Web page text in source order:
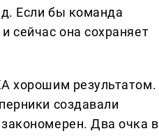
Если бы команда
сейчас она сохраняет
хорошим результатом.
создавали
Два очка в